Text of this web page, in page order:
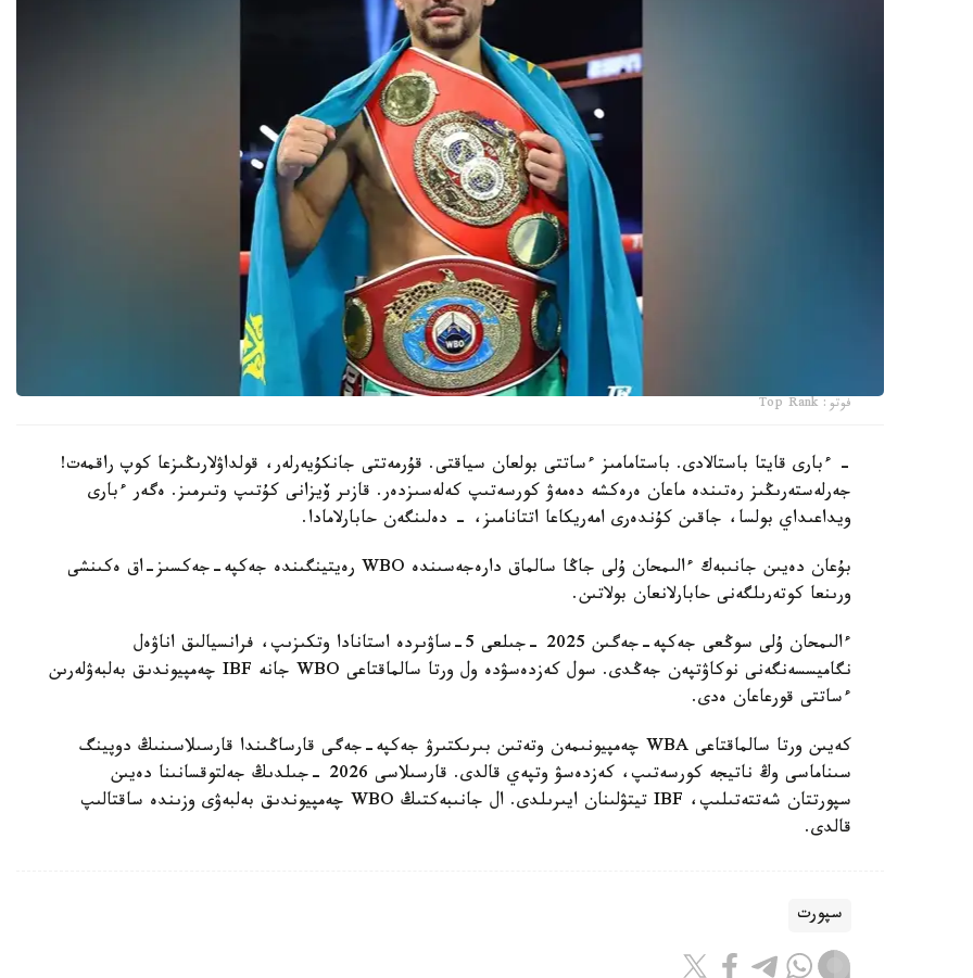
فوتو: Top Rank
- ءبارى قايتا باستالادى. باستامامىز ءساتتى بولعان سياقتى. قۇرمەتتى جانكۇيەرلەر، قولداۋلارىڭىزعا كوپ راقمەت!
جەرلەستەرىڭىز رەتىندە ماعان ەرەكشە دەمەۋ كورسەتىپ كەلەسىزدەر. قازىر ۆيزانى كۇتىپ وتىرمىز. ەگەر ءبارى
ويداعىداي بولسا، جاقىن كۇندەرى امەريكاعا اتتانامىز، - دەلىنگەن حابارلامادا.
بۇعان دەيىن جانىبەك ءالىمحان ۇلى جاڭا سالماق دارەجەسىندە WBO رەيتينگىندە جەكپە-جەكسىز-اق ەكىنشى
ورىنعا كوتەرىلگەنى حابارلانعان بولاتىن.
ءالىمحان ۇلى سوڭعى جەكپە-جەگىن 2025 -جىلعى 5-ساۋىردە استانادا وتكىزىپ، فرانسيالىق اناۋەل
نگاميسسەنگەنى نوكاۋتپەن جەڭدى. سول كەزدەسۋدە ول ورتا سالماقتاعى WBO جانە IBF چەمپيوندىق بەلبەۋلەرىن
ءساتتى قورعاعان ەدى.
كەيىن ورتا سالماقتاعى WBA چەمپيونىمەن وتەتىن بىرىكتىرۋ جەكپە-جەگى قارساڭىندا قارسىلاسىنىڭ دوپينگ
سىناماسى وڭ ناتيجە كورسەتىپ، كەزدەسۋ وتپەي قالدى. قارسىلاسى 2026 -جىلدىڭ جەلتوقسانىنا دەيىن
سپورتتان شەتتەتىلىپ، IBF تيتۋلىنان ايىرىلدى. ال جانىبەكتىڭ WBO چەمپيوندىق بەلبەۋى وزىندە ساقتالىپ
قالدى.
سپورت